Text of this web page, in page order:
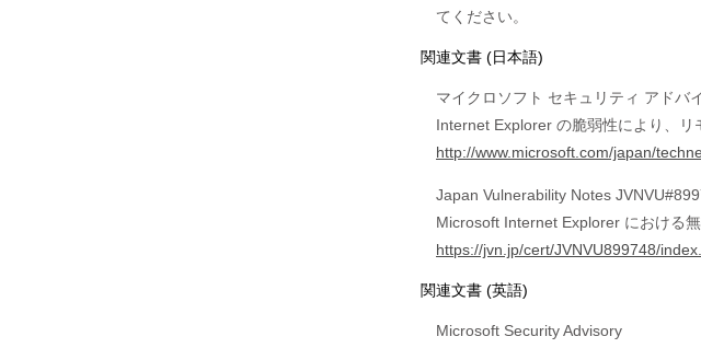
てください。
関連文書 (日本語)
マイクロソフト セキュリティ アドバ
Internet Explorer の脆弱性により、リ
http://www.microsoft.com/japan/
Japan Vulnerability Notes
Microsoft Internet Explorer における
https://jvn.jp/cert/JVNVU899748/
関連文書 (英語)
Microsoft Security Advisory